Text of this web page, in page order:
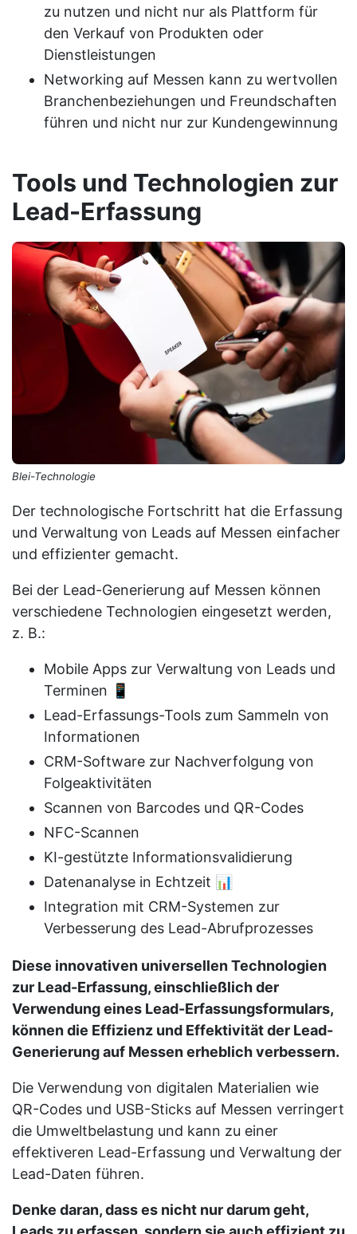
zu nutzen und nicht nur als Plattform für
den Verkauf von Produkten oder
Dienstleistungen
Networking auf Messen kann zu wertvollen
Branchenbeziehungen und Freundschaften
führen und nicht nur zur Kundengewinnung
Tools und Technologien zur
Lead-Erfassung
Blei-Technologie
Der technologische Fortschritt hat die Erfassung
und Verwaltung von Leads auf Messen einfacher
und effizienter gemacht.
Bei der Lead-Generierung auf Messen können
verschiedene Technologien eingesetzt werden,
z. B.:
Mobile Apps zur Verwaltung von Leads und
Terminen 📱
Lead-Erfassungs-Tools zum Sammeln von
Informationen
CRM-Software zur Nachverfolgung von
Folgeaktivitäten
Scannen von Barcodes und QR-Codes
NFC-Scannen
KI-gestützte Informationsvalidierung
Datenanalyse in Echtzeit 📊
Integration mit CRM-Systemen zur
Verbesserung des Lead-Abrufprozesses
Diese innovativen universellen Technologien
zur Lead-Erfassung, einschließlich der
Verwendung eines Lead-Erfassungsformulars,
können die Effizienz und Effektivität der Lead-
Generierung auf Messen erheblich verbessern.
Die Verwendung von digitalen Materialien wie
QR-Codes und USB-Sticks auf Messen verringert
die Umweltbelastung und kann zu einer
effektiveren Lead-Erfassung und Verwaltung der
Lead-Daten führen.
Denke daran, dass es nicht nur darum geht,